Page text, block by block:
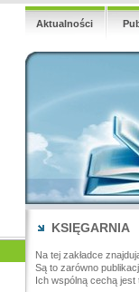
Aktualności
KSIĘGARNIA
Na tej zakładce
Są to zarówno
Ich wspólną cechą